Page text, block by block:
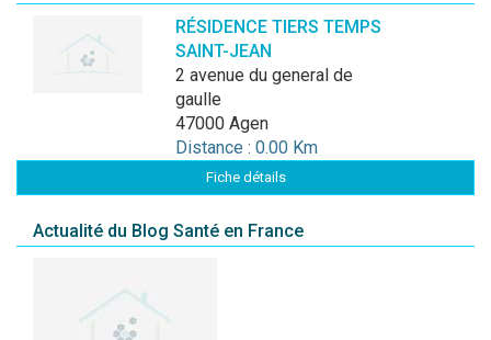
RÉSIDENCE TIERS TEMPS
SAINT-JEAN
2 avenue du general de
gaulle
47000 Agen
Distance : 0.00 Km
Fiche détails
Actualité du Blog Santé en France